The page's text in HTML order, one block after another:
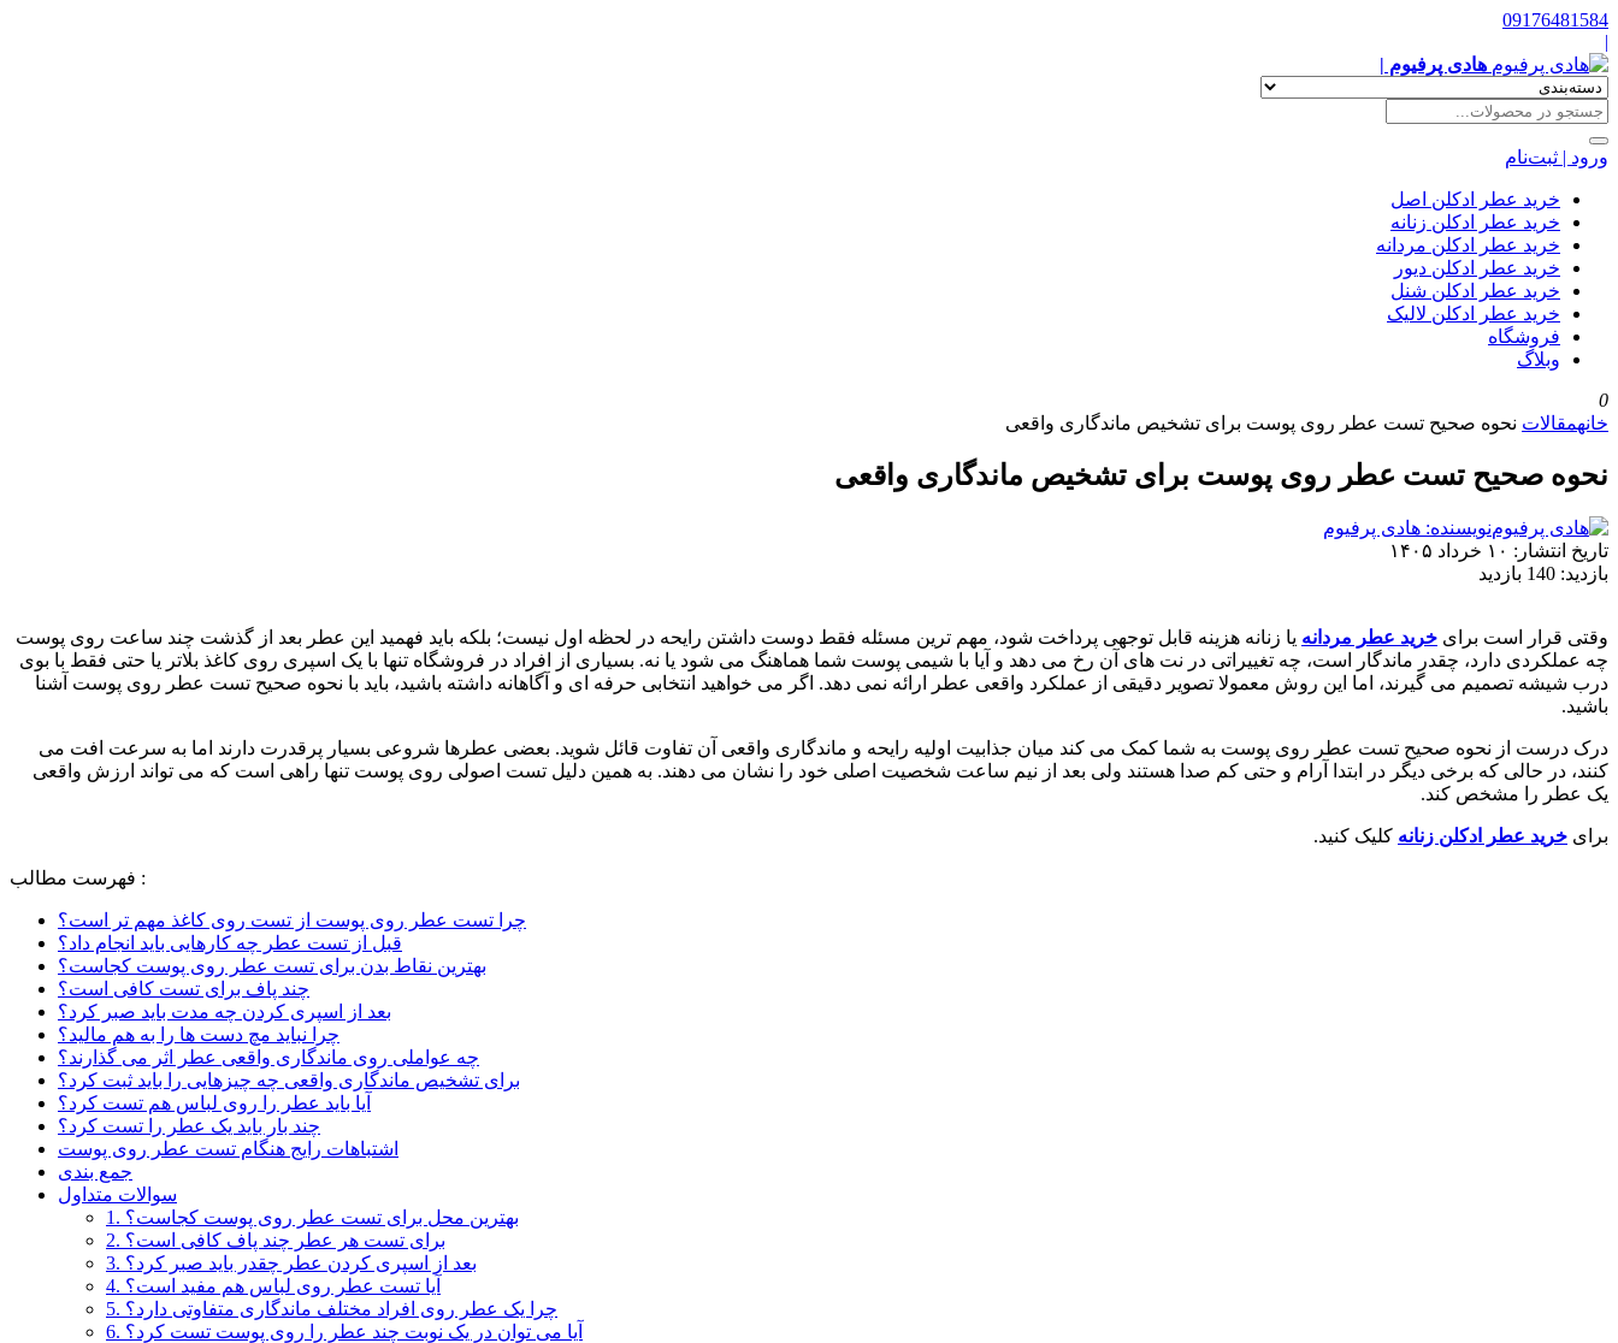
09176481584
|
هادی پرفیوم |
ورود | ثبت‌نام
خرید عطر ادکلن اصل
خرید عطر ادکلن زنانه
خرید عطر ادکلن مردانه
خرید عطر ادکلن دیور
خرید عطر ادکلن شنل
خرید عطر ادکلن لالیک
فروشگاه
وبلاگ
0
خانهمقالات نحوه صحیح تست عطر روی پوست برای تشخیص ماندگاری واقعی
نحوه صحیح تست عطر روی پوست برای تشخیص ماندگاری واقعی
نویسنده: هادی پرفیوم
تاریخ انتشار: ۱۰ خرداد ۱۴۰۵
بازدید: 140 بازدید
وقتی قرار است برای خرید عطر مردانه یا زنانه هزینه قابل توجهی پرداخت شود، مهم ترین مسئله فقط دوست داشتن رایحه در لحظه اول نیست؛ بلکه باید فهمید این عطر بعد از گذشت چند ساعت روی پوست
چه عملکردی دارد، چقدر ماندگار است، چه تغییراتی در نت های آن رخ می دهد و آیا با شیمی پوست شما هماهنگ می شود یا نه. بسیاری از افراد در فروشگاه تنها با یک اسپری روی کاغذ بلاتر یا حتی فقط با بوی
درب شیشه تصمیم می گیرند، اما این روش معمولا تصویر دقیقی از عملکرد واقعی عطر ارائه نمی دهد. اگر می خواهید انتخابی حرفه ای و آگاهانه داشته باشید، باید با نحوه صحیح تست عطر روی پوست آشنا
باشید.
درک درست از نحوه صحیح تست عطر روی پوست به شما کمک می کند میان جذابیت اولیه رایحه و ماندگاری واقعی آن تفاوت قائل شوید. بعضی عطرها شروعی بسیار پرقدرت دارند اما به سرعت افت می
کنند، در حالی که برخی دیگر در ابتدا آرام و حتی کم صدا هستند ولی بعد از نیم ساعت شخصیت اصلی خود را نشان می دهند. به همین دلیل تست اصولی روی پوست تنها راهی است که می تواند ارزش واقعی
یک عطر را مشخص کند.
برای خرید عطر ادکلن زنانه کلیک کنید.
فهرست مطالب :
چرا تست عطر روی پوست از تست روی کاغذ مهم تر است؟
قبل از تست عطر چه کارهایی باید انجام داد؟
بهترین نقاط بدن برای تست عطر روی پوست کجاست؟
چند پاف برای تست کافی است؟
بعد از اسپری کردن چه مدت باید صبر کرد؟
چرا نباید مچ دست ها را به هم مالید؟
چه عواملی روی ماندگاری واقعی عطر اثر می گذارند؟
برای تشخیص ماندگاری واقعی چه چیزهایی را باید ثبت کرد؟
آیا باید عطر را روی لباس هم تست کرد؟
چند بار باید یک عطر را تست کرد؟
اشتباهات رایج هنگام تست عطر روی پوست
جمع بندی
سوالات متداول
1. بهترین محل برای تست عطر روی پوست کجاست؟
2. برای تست هر عطر چند پاف کافی است؟
3. بعد از اسپری کردن عطر چقدر باید صبر کرد؟
4. آیا تست عطر روی لباس هم مفید است؟
5. چرا یک عطر روی افراد مختلف ماندگاری متفاوتی دارد؟
6. آیا می توان در یک نوبت چند عطر را روی پوست تست کرد؟